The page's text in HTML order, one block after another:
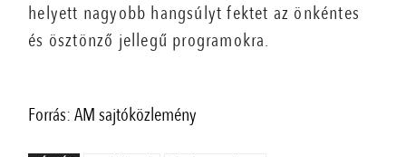
helyett nagyobb hangsúlyt fektet az önkéntes
és ösztönző jellegű programokra.
Forrás: AM sajtóközlemény